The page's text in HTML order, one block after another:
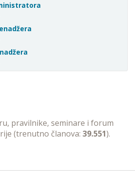
pravilnike, seminare i forum
(trenutno članova: 39.551).